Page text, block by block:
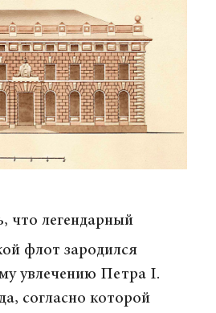
что легендарный
флот зародился
увлечению Пет­ра I.
согласно которой